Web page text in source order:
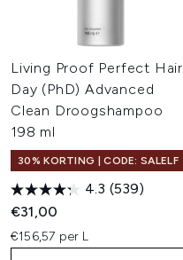
Living Proof Perfect Hair
Day (PhD) Advanced
Clean Droogshampoo
198 ml
30% KORTING | CODE: SALELF
4.3 (539)
€31,00
€156,57 per L